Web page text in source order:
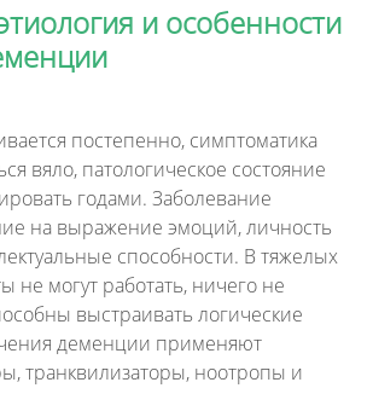
и особенности
постепенно, симптоматика
вяло, патологическое состояние
годами. Заболевание
на выражение эмоций, личность
способности. В тяжелых
не могут работать, ничего не
выстраивать логические
деменции применяют
транквилизаторы, ноотропы и